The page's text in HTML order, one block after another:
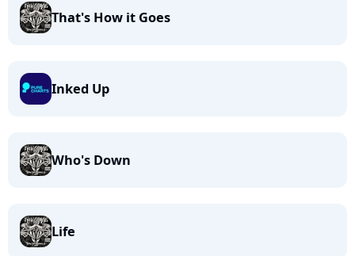
That's How it Goes
Inked Up
Who's Down
Life